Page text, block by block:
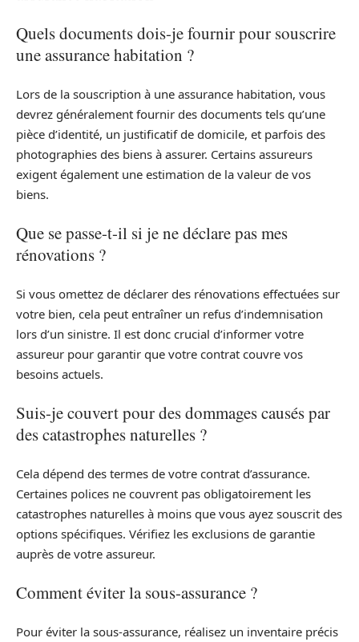
Quels documents dois-je fournir pour souscrire
une assurance habitation ?
Lors de la souscription à une assurance habitation, vous
devrez généralement fournir des documents tels qu’une
pièce d’identité, un justificatif de domicile, et parfois des
photographies des biens à assurer. Certains assureurs
exigent également une estimation de la valeur de vos
biens.
Que se passe-t-il si je ne déclare pas mes
rénovations ?
Si vous omettez de déclarer des rénovations effectuées sur
votre bien, cela peut entraîner un refus d’indemnisation
lors d’un sinistre. Il est donc crucial d’informer votre
assureur pour garantir que votre contrat couvre vos
besoins actuels.
Suis-je couvert pour des dommages causés par
des catastrophes naturelles ?
Cela dépend des termes de votre contrat d’assurance.
Certaines polices ne couvrent pas obligatoirement les
catastrophes naturelles à moins que vous ayez souscrit des
options spécifiques. Vérifiez les exclusions de garantie
auprès de votre assureur.
Comment éviter la sous-assurance ?
Pour éviter la sous-assurance, réalisez un inventaire précis